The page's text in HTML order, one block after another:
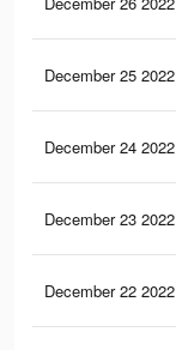
December 25 2022
December 24 2022
December 23 2022
December 22 2022